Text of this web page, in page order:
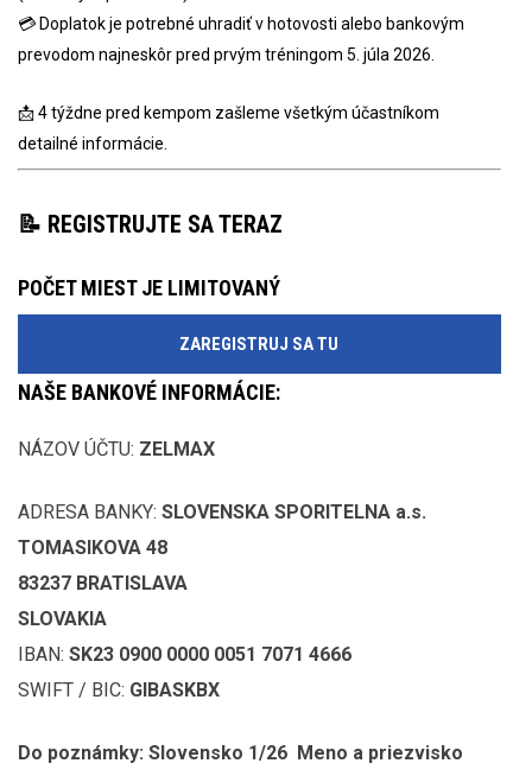
💳 Doplatok je potrebné uhradiť v hotovosti alebo bankovým
prevodom najneskôr pred prvým tréningom 5. júla 2026.
📩 4 týždne pred kempom zašleme všetkým účastníkom
detailné informácie.
📝 REGISTRUJTE SA TERAZ
POČET MIEST JE LIMITOVANÝ
ZAREGISTRUJ SA TU
NAŠE BANKOVÉ INFORMÁCIE:
NÁZOV ÚČTU: ZELMAX
ADRESA BANKY: SLOVENSKA SPORITELNA a.s.
TOMASIKOVA 48
83237 BRATISLAVA
SLOVAKIA
IBAN: SK23 0900 0000 0051 7071 4666
SWIFT / BIC: GIBASKBX
Do poznámky: Slovensko 1/26 Meno a priezvisko